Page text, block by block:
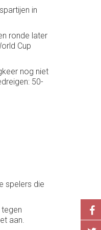
in
ronde later
Cup
nog niet
50-
spelers die
aan.